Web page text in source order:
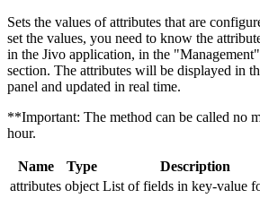
Sets the values ​​of attributes that are
set the values, you need to know the
in the Jivo application, in the
section. The attributes will be displayed in
panel and updated in real time.
**Important: The method can be called no
hour.
Name Type
Description
attributes object List of fields in key-value